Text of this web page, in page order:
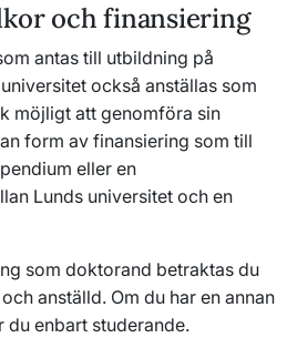
och finansiering
antas till utbildning på
också anställas som
möjligt att genomföra sin
form av finansiering som till
eller en
Lunds universitet och en
som doktorand betraktas du
anställd. Om du har en annan
enbart studerande.